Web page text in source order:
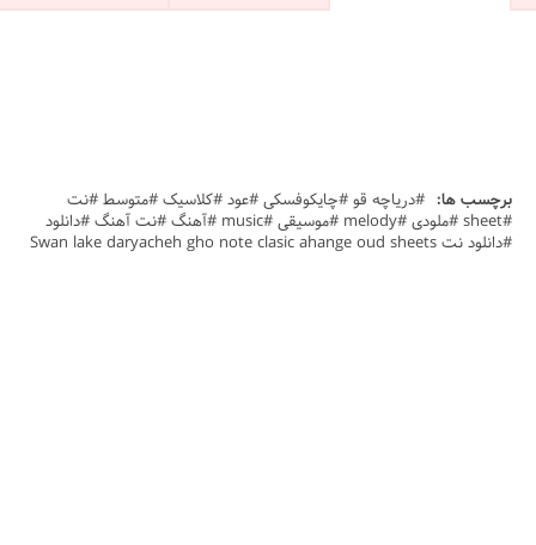
برچسب ها: #دریاچه قو #چایکوفسکی #عود #کلاسیک #متوسط #نت
#sheet #ملودی #melody #موسیقی #music #آهنگ #نت آهنگ #دانلود
#دانلود نت Swan lake daryacheh gho note clasic ahange oud sheets